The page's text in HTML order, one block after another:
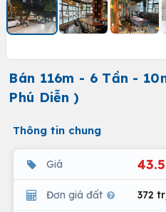
Bán 116m - 6 Tần -
Phú Diễn )
Thông tin chung
Giá
Đơn giá đất 372